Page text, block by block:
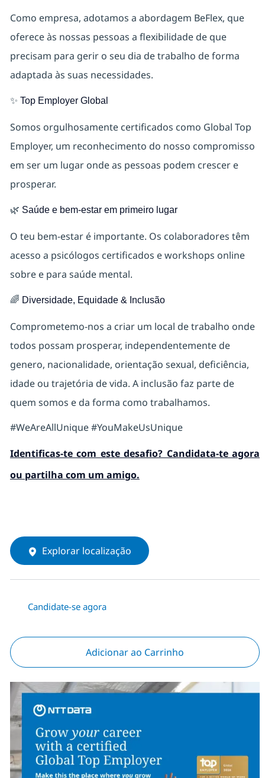
Como empresa, adotamos a abordagem BeFlex, que
oferece às nossas pessoas a flexibilidade de que
precisam para gerir o seu dia de trabalho de forma
adaptada às suas necessidades.
✨ Top Employer Global
Somos orgulhosamente certificados como Global Top
Employer, um reconhecimento do nosso compromisso
em ser um lugar onde as pessoas podem crescer e
prosperar.
🌿 Saúde e bem-estar em primeiro lugar
O teu bem‑estar é importante. Os colaboradores têm
acesso a psicólogos certificados e workshops online
sobre e para saúde mental.
🌈 Diversidade, Equidade & Inclusão
Comprometemo-nos a criar um local de trabalho onde
todos possam prosperar, independentemente de
genero, nacionalidade, orientação sexual, deficiência,
idade ou trajetória de vida. A inclusão faz parte de
quem somos e da forma como trabalhamos.
#WeAreAllUnique #YouMakeUsUnique
Identificas-te com este desafio? Candidata-te agora
ou partilha com um amigo.
Explorar localização
Candidate-se agora
Adicionar ao Carrinho